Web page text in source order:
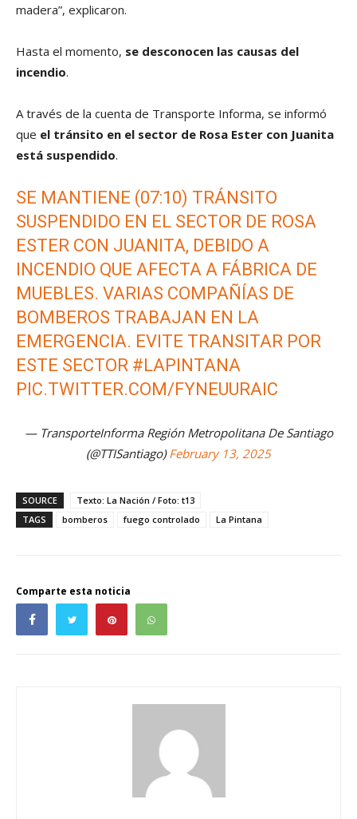
madera”, explicaron.
Hasta el momento, se desconocen las causas del
incendio.
A través de la cuenta de Transporte Informa, se informó
que el tránsito en el sector de Rosa Ester con Juanita
está suspendido.
SE MANTIENE (07:10) TRÁNSITO
SUSPENDIDO EN EL SECTOR DE ROSA
ESTER CON JUANITA, DEBIDO A
INCENDIO QUE AFECTA A FÁBRICA DE
MUEBLES. VARIAS COMPAÑÍAS DE
BOMBEROS TRABAJAN EN LA
EMERGENCIA. EVITE TRANSITAR POR
ESTE SECTOR #LAPINTANA
PIC.TWITTER.COM/FYNEUURAIC
— TransporteInforma Región Metropolitana De Santiago
(@TTISantiago)February 13, 2025
SOURCE
Texto: La Nación / Foto: t13
TAGS
bomberos fuego controlado La Pintana
Comparte esta noticia